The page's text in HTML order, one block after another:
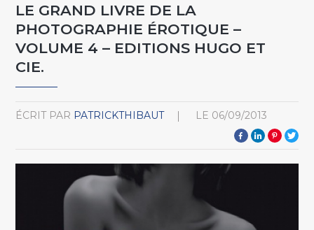
LE GRAND LIVRE DE LA
PHOTOGRAPHIE ÉROTIQUE –
VOLUME 4 – EDITIONS HUGO ET
CIE.
ÉCRIT PAR PATRICKTHIBAUT LE 06/09/2013